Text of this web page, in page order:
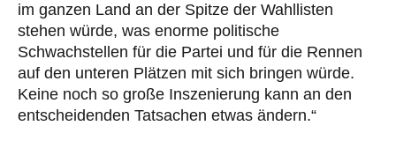
im ganzen Land an der Spitze der Wahllisten
stehen würde, was enorme politische
Schwachstellen für die Partei und für die Rennen
auf den unteren Plätzen mit sich bringen würde.
Keine noch so große Inszenierung kann an den
entscheidenden Tatsachen etwas ändern.“